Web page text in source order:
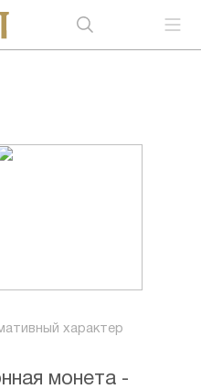
характер
монета -